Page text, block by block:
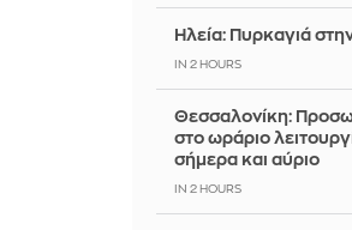
Ηλεία: Πυρκαγιά
IN 2 HOURS
Θεσσαλονίκη:
στο ωράριο
σήμερα και αύριο
IN 2 HOURS